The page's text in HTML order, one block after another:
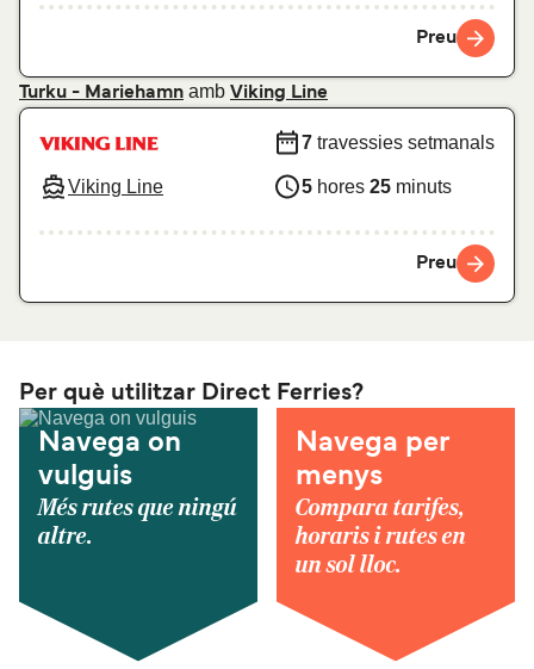
Preu
Turku - Mariehamn amb Viking Line
Viking Line
7 travessies setmanals
5 hores 25 minuts
Preu
Per què utilitzar Direct Ferries?
Navega on
vulguis
Més rutes que ningú
altre.
Navega per
menys
Compara tarifes,
horaris i rutes en
un sol lloc.